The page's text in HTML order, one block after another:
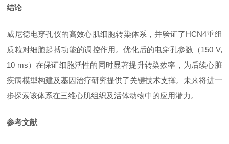
结论
威尼德电穿孔仪的高效心肌细胞转染体系，并验证了HCN4重组
质粒对细胞起搏功能的调控作用。优化后的电穿孔参数（150 V,
10 ms）在保证细胞活性的同时显著提升转染效率，为后续心脏
疾病模型构建及基因治疗研究提供了关键技术支撑。未来将进一
步探索该体系在三维心肌组织及活体动物中的应用潜力。
参考文献